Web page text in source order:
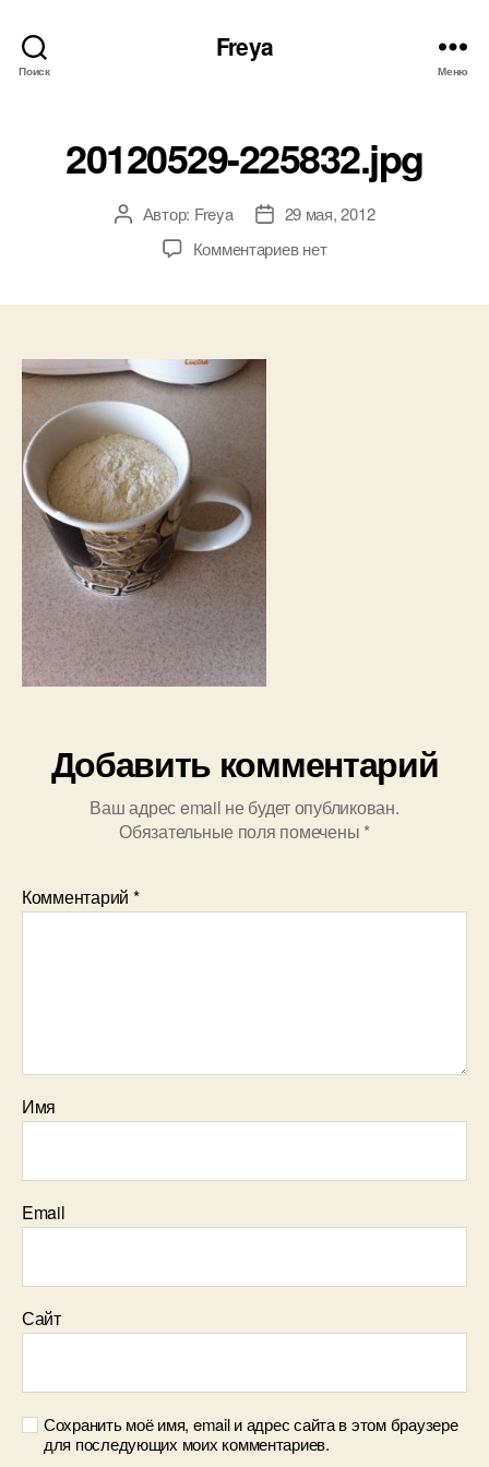
Поиск
Freya
Меню
20120529-225832.jpg
Автор
записи
Автор: Freya
Дата29 мая, 2012
Комментариевк
нет
Добавить комментарий
Ваш адрес email не будет опубликован.
Обязательные поля помечены *
Комментарий *
Имя
Email
Сайт
Сохранить моё имя, email и адрес сайта в этом браузере
для последующих моих комментариев.